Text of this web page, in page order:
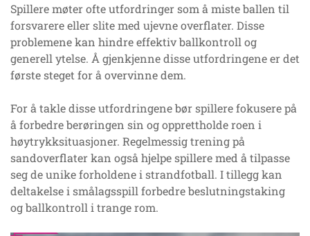
Spillere møter ofte utfordringer som å miste ballen til
forsvarere eller slite med ujevne overflater. Disse
problemene kan hindre effektiv ballkontroll og
generell ytelse. Å gjenkjenne disse utfordringene er det
første steget for å overvinne dem.
For å takle disse utfordringene bør spillere fokusere på
å forbedre berøringen sin og opprettholde roen i
høytrykksituasjoner. Regelmessig trening på
sandoverflater kan også hjelpe spillere med å tilpasse
seg de unike forholdene i strandfotball. I tillegg kan
deltakelse i smålagsspill forbedre beslutningstaking
og ballkontroll i trange rom.